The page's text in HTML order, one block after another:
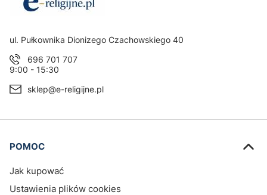
Adres:
ul. Pułkownika Dionizego Czachowskiego 40
696 701 707
9:00 - 15:30
sklep@e-religijne.pl
Linki w stopce
POMOC
Jak kupować
Ustawienia plików cookies